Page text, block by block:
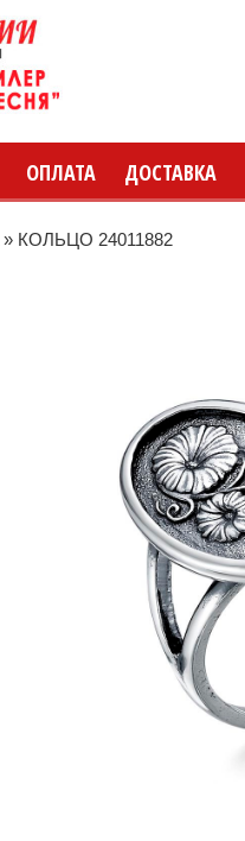
ОПЛАТА ДОСТАВКА
» КОЛЬЦО 24011882